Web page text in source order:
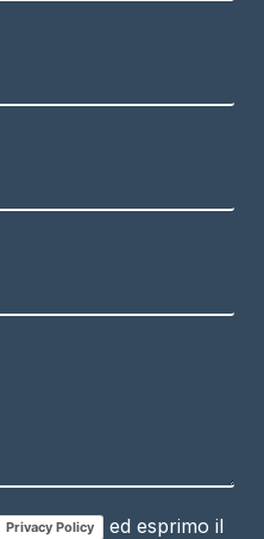
Privacy Policy
ed esprimo il